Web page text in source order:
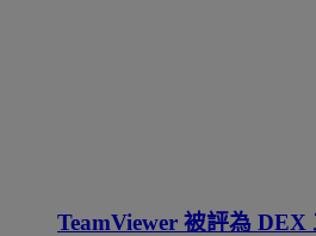
TeamViewer 被評為